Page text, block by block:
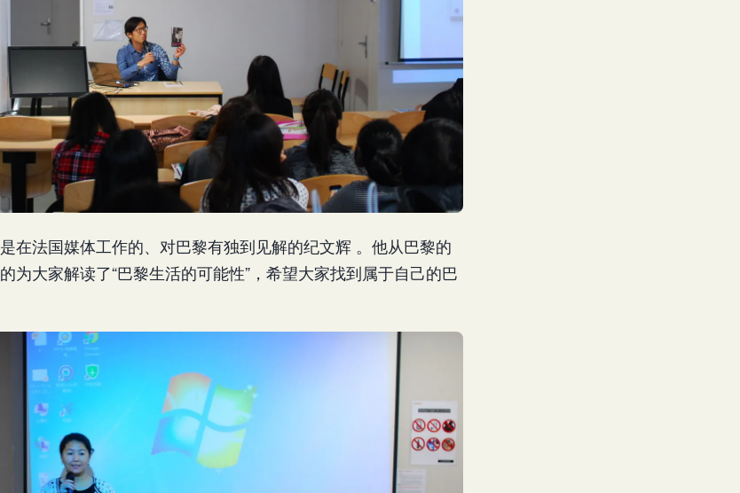
在法国媒体工作的、对巴黎有独到见解的纪文辉 。他从巴黎的
为大家解读了“巴黎生活的可能性”，希望大家找到属于自己的巴